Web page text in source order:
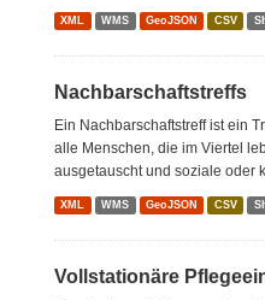
XML WMS GeoJSON CSV
Nachbarschaftstreffs
Ein Nachbarschaftstreff ist ein
alle Menschen, die im Viertel
ausgetauscht und soziale oder
XML WMS GeoJSON CSV
Vollstationäre